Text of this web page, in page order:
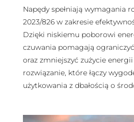
Napędy spełniają wymagania
2023/826 w zakresie
Dzięki niskiemu poborowi
czuwania pomagają
oraz zmniejszyć zużycie
rozwiązanie, które łączy
użytkowania z dbałością o